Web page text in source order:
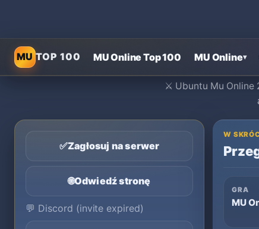
MUTOP 100 MU Online Top 100 MU Online▾
⚔️ Ubuntu Mu Online
✅Zagłosuj na serwer
🌐Odwiedź stronę
💬 Discord (invite expired)
W
GRA
MU